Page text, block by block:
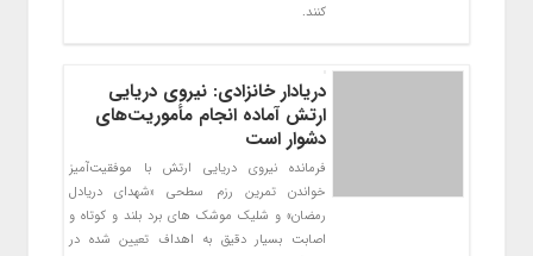
کنند.
دریادار خانزادی: نیروی دریایی
ارتش آماده انجام مأموریت‌های
دشوار است
فرمانده نیروی دریایی ارتش با موفقیت‌آمیز
خواندن تمرین رزم سطحی «شهدای دریادل
رمضان» و شلیک موشک های برد بلند و کوتاه و
اصابت بسیار دقیق به اهداف تعیین شده در